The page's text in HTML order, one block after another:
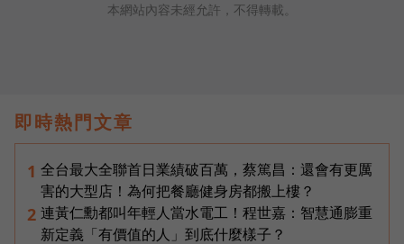
本網站內容未經允許，不得轉載。
即時熱門文章
1 全台最大全聯首日業績破百萬，蔡篤昌：還會有更厲
害的大型店！為何把餐廳健身房都搬上樓？
2 連黃仁勳都叫年輕人當水電工！程世嘉：智慧通膨重
新定義「有價值的人」到底什麼樣子？